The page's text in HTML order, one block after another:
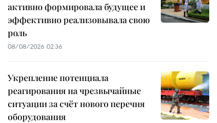
активно формировала будущее и
эффективно реализовывала свою
роль
08/08/2026 02:36
Укрепление потенциала
реагирования на чрезвычайные
ситуации за счёт нового перечня
оборудования